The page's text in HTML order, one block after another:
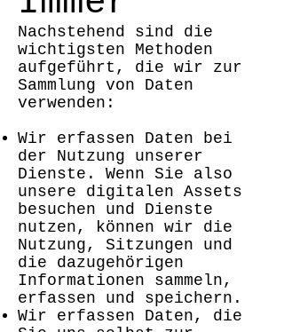
Nachstehend sind die
wichtigsten Methoden
aufgeführt, die wir zur
Sammlung von Daten
verwenden:
Wir erfassen Daten bei
der Nutzung unserer
Dienste. Wenn Sie also
unsere digitalen Assets
besuchen und Dienste
nutzen, können wir die
Nutzung, Sitzungen und
die dazugehörigen
Informationen sammeln,
erfassen und speichern.
Wir erfassen Daten, die